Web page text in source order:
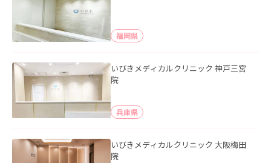
福岡県
いびきメディカルクリニック 神戸三宮
院
兵庫県
いびきメディカルクリニック 大阪梅田
院